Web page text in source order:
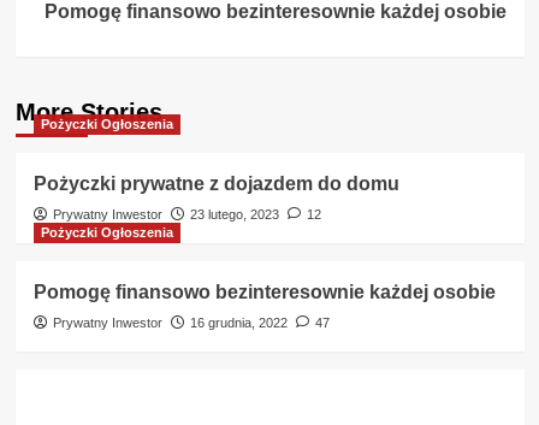
Pomogę finansowo bezinteresownie każdej osobie
More Stories
Pożyczki Ogłoszenia
Pożyczki prywatne z dojazdem do domu
Prywatny Inwestor 23 lutego, 2023
12
Pożyczki Ogłoszenia
Pomogę finansowo bezinteresownie każdej osobie
Prywatny Inwestor 16 grudnia, 2022 47